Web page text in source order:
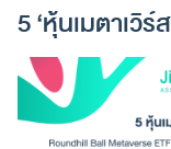
5 ‘หุ้นเมตาเวิร์